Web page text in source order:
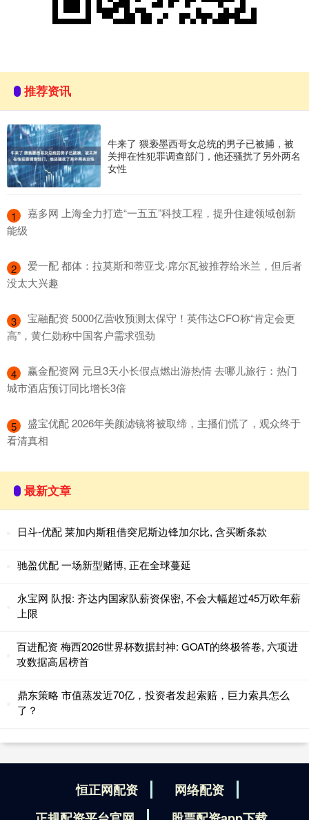
推荐资讯
牛来了 猥亵墨西哥女总统的男子已被捕，被
关押在性犯罪调查部门，他还骚扰了另外两名
女性
1
​嘉多网 上海全力打造“一五五”科技工程，提升住建领域创新
能级
2
​爱一配 都体：拉莫斯和蒂亚戈·席尔瓦被推荐给米兰，但后者
没太大兴趣
3
​宝融配资 5000亿营收预测太保守！英伟达CFO称“肯定会更
高”，黄仁勋称中国客户需求强劲
4
​赢金配资网 元旦3天小长假点燃出游热情 去哪儿旅行：热门
城市酒店预订同比增长3倍
5
​盛宝优配 2026年美颜滤镜将被取缔，主播们慌了，观众终于
看清真相
最新文章
日斗-优配 莱加内斯租借突尼斯边锋加尔比, 含买断条款
驰盈优配 一场新型赌博, 正在全球蔓延
永宝网 队报: 齐达内国家队薪资保密, 不会大幅超过45万欧年薪
上限
百进配资 梅西2026世界杯数据封神: GOAT的终极答卷, 六项进
攻数据高居榜首
鼎东策略 市值蒸发近70亿，投资者发起索赔，巨力索具怎么
了？
恒正网配资
网络配资